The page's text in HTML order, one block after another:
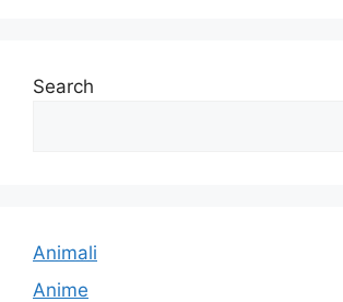
Search
Animali
Anime